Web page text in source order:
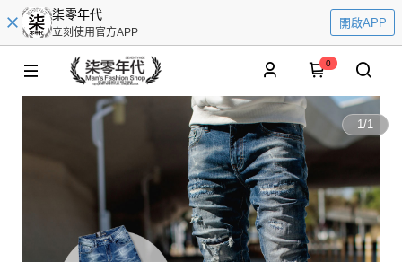
柒零年代
立刻使用官方APP
開啟APP
0
1/1